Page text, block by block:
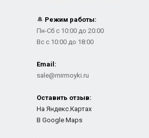
🔔 Режим работы:
Пн-Сб с 10:00 до 20:00
Вс с 10:00 до 18:00
Email:
sale@mirmoyki.ru
Оставить отзыв:
На Яндекс.Картах
В Google Maps